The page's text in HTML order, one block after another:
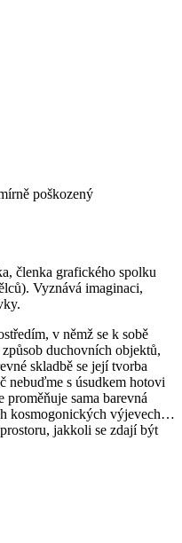
poškozený
členka grafického spolku
Vyznává imaginaci,
v němž se k sobě
duchovních objektů,
skladbě se její tvorba
nebuďme s úsudkem hotovi
proměňuje sama barevná
kosmogonických výjevech…
jakkoli se zdají být